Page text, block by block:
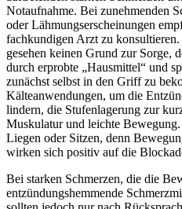
Notaufnahme. Bei zunehmenden
oder Lähmungserscheinungen
fachkundigen Arzt zu
gesehen keinen Grund zur Sorge,
durch erprobte „Hausmittel“ und
zunächst selbst in den Griff zu
Kälteanwendungen, um die
lindern, die Stufenlagerung zur
Muskulatur und leichte
Liegen oder Sitzen, denn
wirken sich positiv auf die
Bei starken Schmerzen, die die
entzündungshemmende